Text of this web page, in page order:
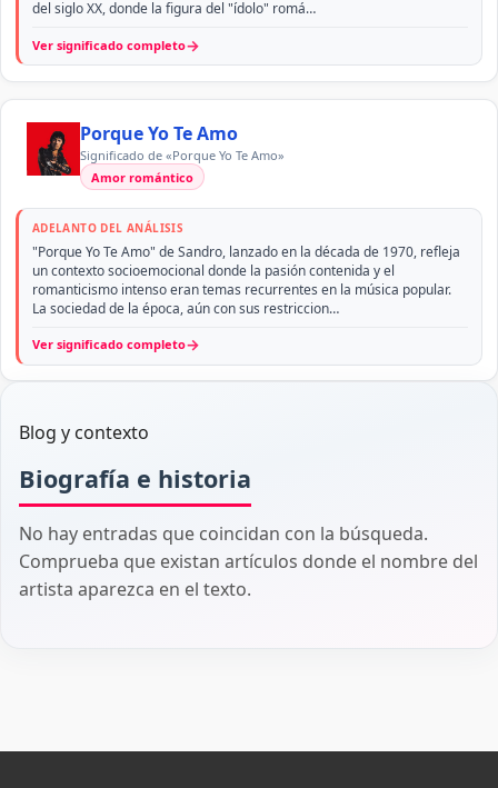
del siglo XX, donde la figura del "ídolo" romá…
Ver significado completo→
Porque Yo Te Amo
Significado de «Porque Yo Te Amo»
Amor romántico
ADELANTO DEL ANÁLISIS
"Porque Yo Te Amo" de Sandro, lanzado en la década de 1970, refleja
un contexto socioemocional donde la pasión contenida y el
romanticismo intenso eran temas recurrentes en la música popular.
La sociedad de la época, aún con sus restriccion…
Ver significado completo→
Blog y contexto
Biografía e historia
No hay entradas que coincidan con la búsqueda.
Comprueba que existan artículos donde el nombre del
artista aparezca en el texto.